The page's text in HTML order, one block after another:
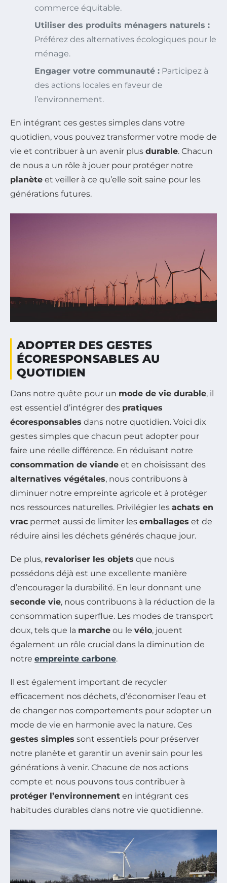
commerce équitable.
Utiliser des produits ménagers naturels :
Préférez des alternatives écologiques pour le
ménage.
Engager votre communauté : Participez à
des actions locales en faveur de
l’environnement.
En intégrant ces gestes simples dans votre
quotidien, vous pouvez transformer votre mode de
vie et contribuer à un avenir plus durable. Chacun
de nous a un rôle à jouer pour protéger notre
planète et veiller à ce qu’elle soit saine pour les
générations futures.
ADOPTER DES GESTES
ÉCORESPONSABLES AU
QUOTIDIEN
Dans notre quête pour un mode de vie durable, il
est essentiel d’intégrer des pratiques
écoresponsables dans notre quotidien. Voici dix
gestes simples que chacun peut adopter pour
faire une réelle différence. En réduisant notre
consommation de viande et en choisissant des
alternatives végétales, nous contribuons à
diminuer notre empreinte agricole et à protéger
nos ressources naturelles. Privilégier les achats en
vrac permet aussi de limiter les emballages et de
réduire ainsi les déchets générés chaque jour.
De plus, revaloriser les objets que nous
possédons déjà est une excellente manière
d’encourager la durabilité. En leur donnant une
seconde vie, nous contribuons à la réduction de la
consommation superflue. Les modes de transport
doux, tels que la marche ou le vélo, jouent
également un rôle crucial dans la diminution de
notre empreinte carbone.
Il est également important de recycler
efficacement nos déchets, d’économiser l’eau et
de changer nos comportements pour adopter un
mode de vie en harmonie avec la nature. Ces
gestes simples sont essentiels pour préserver
notre planète et garantir un avenir sain pour les
générations à venir. Chacune de nos actions
compte et nous pouvons tous contribuer à
protéger l’environnement en intégrant ces
habitudes durables dans notre vie quotidienne.